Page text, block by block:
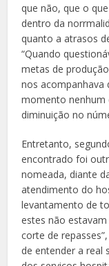
que não, que o
dentro da
quanto a atrasos
“Quando
metas de
nos acompanhava
momento nenhum
diminuição no
Entretanto,
encontrado foi
nomeada, diante
atendimento do
levantamento de
estes não
corte de
de entender a real